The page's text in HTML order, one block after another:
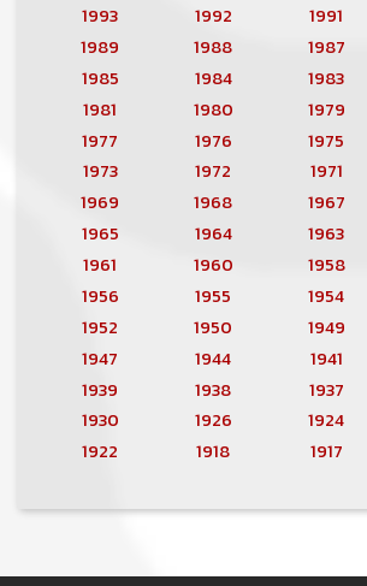
1993
1992 1991
1989
1988 1987
1985
1984 1983
1981
1980 1979
1977
1976 1975
1973
1972 1971
1969
1968 1967
1965
1964 1963
1961
1960 1958
1956
1955 1954
1952
1950 1949
1947
1944 1941
1939
1938 1937
1930
1926 1924
1922
1918 1917